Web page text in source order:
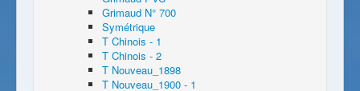
Grimaud N° 700
Symétrique
T Chinois - 1
T Chinois - 2
T Nouveau_1898
T Nouveau_1900 - 1